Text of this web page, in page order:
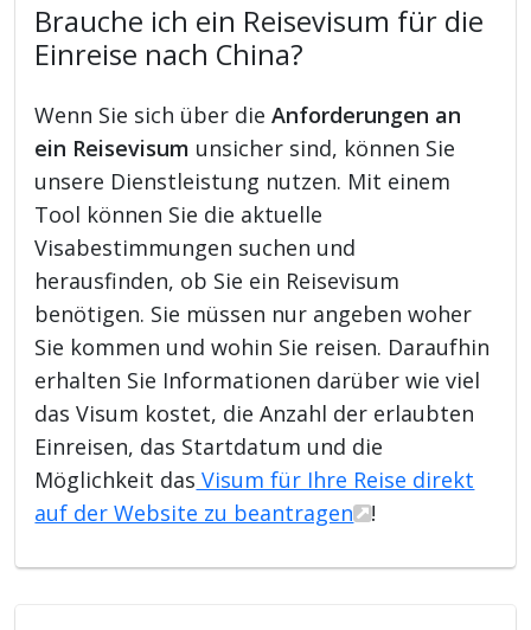
Brauche ich ein Reisevisum für die
Einreise nach China?
Wenn Sie sich über dieAnforderungen an
ein Reisevisum unsicher sind, können Sie
unsere Dienstleistung nutzen. Mit einem
Tool können Sie die aktuelle
Visabestimmungen suchen und
herausfinden, ob Sie ein Reisevisum
benötigen. Sie müssen nur angeben woher
Sie kommen und wohin Sie reisen. Daraufhin
erhalten Sie Informationen darüber wie viel
das Visum kostet, die Anzahl der erlaubten
Einreisen, das Startdatum und die
Möglichkeit das Visum für Ihre Reise direkt
auf der Website zu beantragen
!